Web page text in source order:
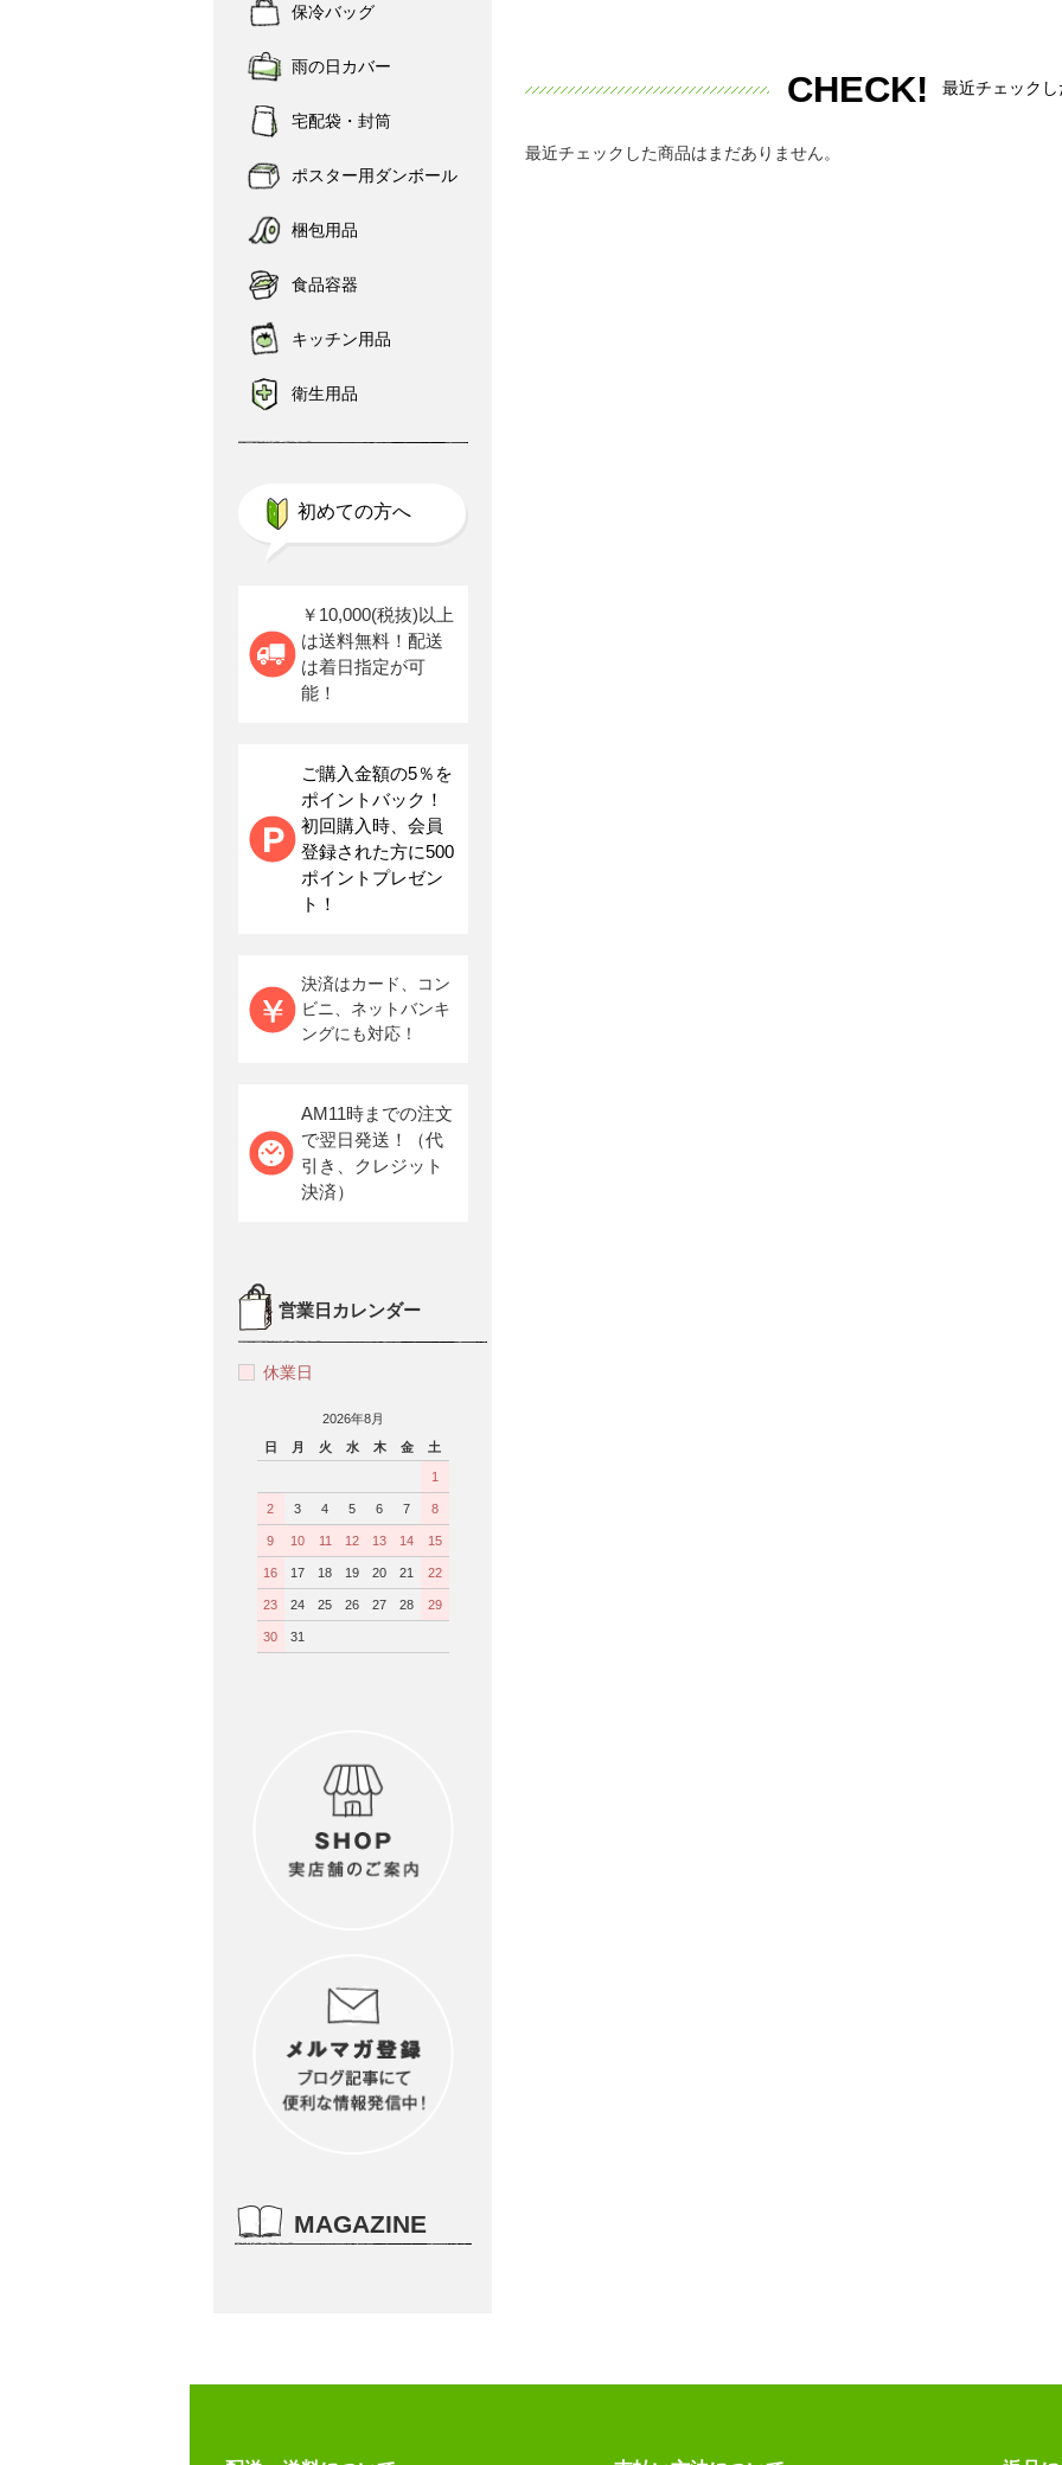
CHECK! 最近チェック
最近チェックした商品はまだありません。
保冷バッグ
雨の日カバー
宅配袋・封筒
ポスター用ダンボール
梱包用品
食品容器
キッチン用品
衛生用品
初めての方へ
￥10,000(税抜)以上
は送料無料！配送
は着日指定が可
能！
ご購入金額の5％を
ポイントバック！
初回購入時、会員
登録された方に500
ポイントプレゼン
ト！
決済はカード、コン
ビニ、ネットバンキ
ングにも対応！
AM11時までの注文
で翌日発送！（代
引き、クレジット
決済）
営業日カレンダー
休業日
2026年8月
日
月 火 水 木 金 土
1
2 3 4 5 6 7 8
9 10 11 12 13 14 15
16 17 18 19 20 21 22
23 24 25 26 27 28 29
30 31
MAGAZINE